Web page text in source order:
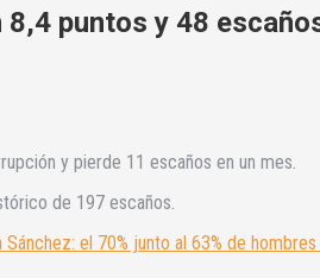
8,4 puntos y 48
y pierde 11 escaños en un mes.
de 197 escaños.
Sánchez: el 70% junto al 63% de